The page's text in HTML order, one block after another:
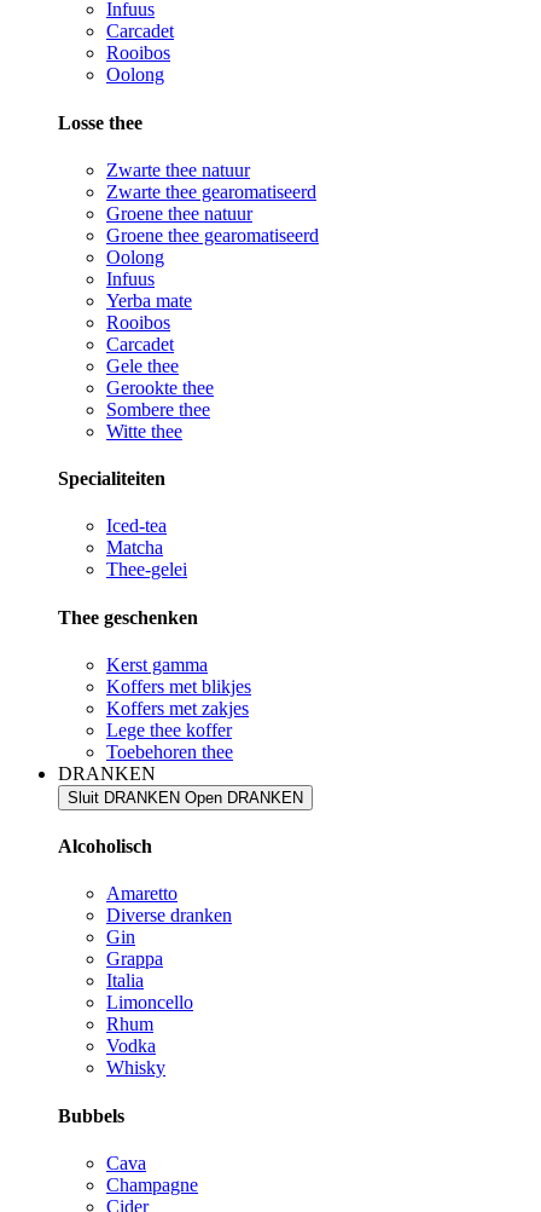
Infuus
Carcadet
Rooibos
Oolong
Losse thee
Zwarte thee natuur
Zwarte thee gearomatiseerd
Groene thee natuur
Groene thee gearomatiseerd
Oolong
Infuus
Yerba mate
Rooibos
Carcadet
Gele thee
Gerookte thee
Sombere thee
Witte thee
Specialiteiten
Iced-tea
Matcha
Thee-gelei
Thee geschenken
Kerst gamma
Koffers met blikjes
Koffers met zakjes
Lege thee koffer
Toebehoren thee
DRANKEN
Sluit DRANKEN Open DRANKEN
Alcoholisch
Amaretto
Diverse dranken
Gin
Grappa
Italia
Limoncello
Rhum
Vodka
Whisky
Bubbels
Cava
Champagne
Cider